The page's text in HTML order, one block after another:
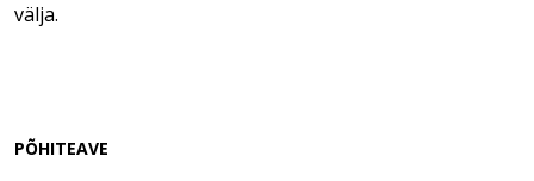
välja.
PÕHITEAVE